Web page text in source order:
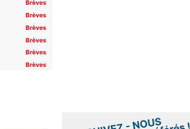
Brèves
Brèves
Brèves
Brèves
Brèves
Brèves